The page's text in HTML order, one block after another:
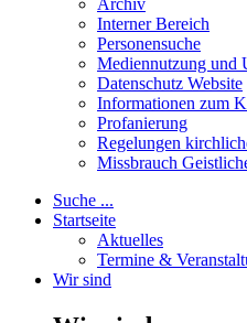
Interner Bereich
Personensuche
Mediennutzung und
Datenschutz Website
Informationen zum
Profanierung
Regelungen
Missbrauch
Suche ...
Startseite
Aktuelles
Termine &
Wir sind